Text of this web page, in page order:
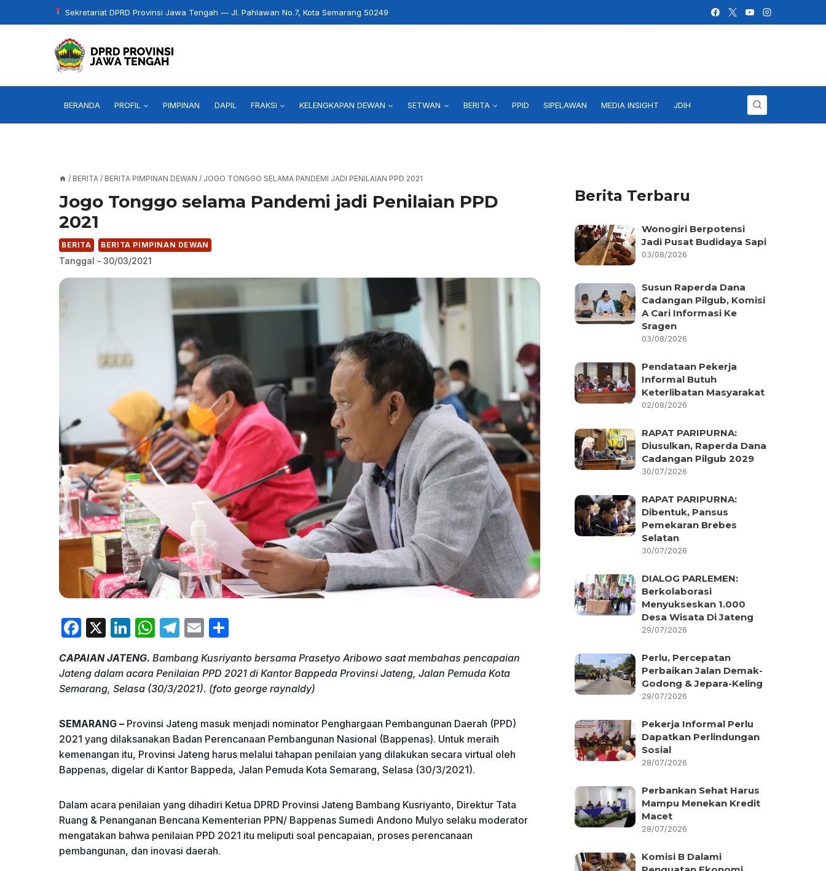
to
Sekretariat DPRD Provinsi Jawa Tengah — Jl. Pahlawan No.7, Kota Semarang 50249
BERANDA PROFIL PIMPINAN DAPIL FRAKSI KELENGKAPAN DEWAN SETWAN BERITA PPID SIPELAWAN MEDIA INSIGHT JDIH
/ BERITA / BERITA PIMPINAN DEWAN / JOGO TONGGO SELAMA PANDEMI JADI PENILAIAN PPD 2021
Jogo Tonggo selama Pandemi jadi Penilaian PPD
2021
BERITA BERITA PIMPINAN DEWAN
Tanggal - 30/03/2021
F
c
e
o
o
k
X
Li
k
e
n
W
at
s
p
p
T
e
gr
m
E
ai
l
ar
e
CAPAIAN JATENG. Bambang Kusriyanto bersama Prasetyo Aribowo saat membahas pencapaian
Jateng dalam acara Penilaian PPD 2021 di Kantor Bappeda Provinsi Jateng, Jalan Pemuda Kota
Semarang, Selasa (30/3/2021). (foto george raynaldy)
SEMARANG – Provinsi Jateng masuk menjadi nominator Penghargaan Pembangunan Daerah (PPD)
2021 yang dilaksanakan Badan Perencanaan Pembangunan Nasional (Bappenas). Untuk meraih
kemenangan itu, Provinsi Jateng harus melalui tahapan penilaian yang dilakukan secara virtual oleh
Bappenas, digelar di Kantor Bappeda, Jalan Pemuda Kota Semarang, Selasa (30/3/2021).
Dalam acara penilaian yang dihadiri Ketua DPRD Provinsi Jateng Bambang Kusriyanto, Direktur Tata
Ruang & Penanganan Bencana Kementerian PPN/ Bappenas Sumedi Andono Mulyo selaku moderator
mengatakan bahwa penilaian PPD 2021 itu meliputi soal pencapaian, proses perencanaan
pembangunan, dan inovasi daerah.
Berita Terbaru
Wonogiri Berpotensi
Jadi Pusat Budidaya Sapi
03/08/2026
Susun Raperda Dana
Cadangan Pilgub, Komisi
A Cari Informasi Ke
Sragen
03/08/2026
Pendataan Pekerja
Informal Butuh
Keterlibatan Masyarakat
02/08/2026
RAPAT PARIPURNA:
Diusulkan, Raperda Dana
Cadangan Pilgub 2029
30/07/2026
RAPAT PARIPURNA:
Dibentuk, Pansus
Pemekaran Brebes
Selatan
30/07/2026
DIALOG PARLEMEN:
Berkolaborasi
Menyukseskan 1.000
Desa Wisata Di Jateng
29/07/2026
Perlu, Percepatan
Perbaikan Jalan Demak-
Godong & Jepara-Keling
29/07/2026
Pekerja Informal Perlu
Dapatkan Perlindungan
Sosial
28/07/2026
Perbankan Sehat Harus
Mampu Menekan Kredit
Macet
28/07/2026
Komisi B Dalami